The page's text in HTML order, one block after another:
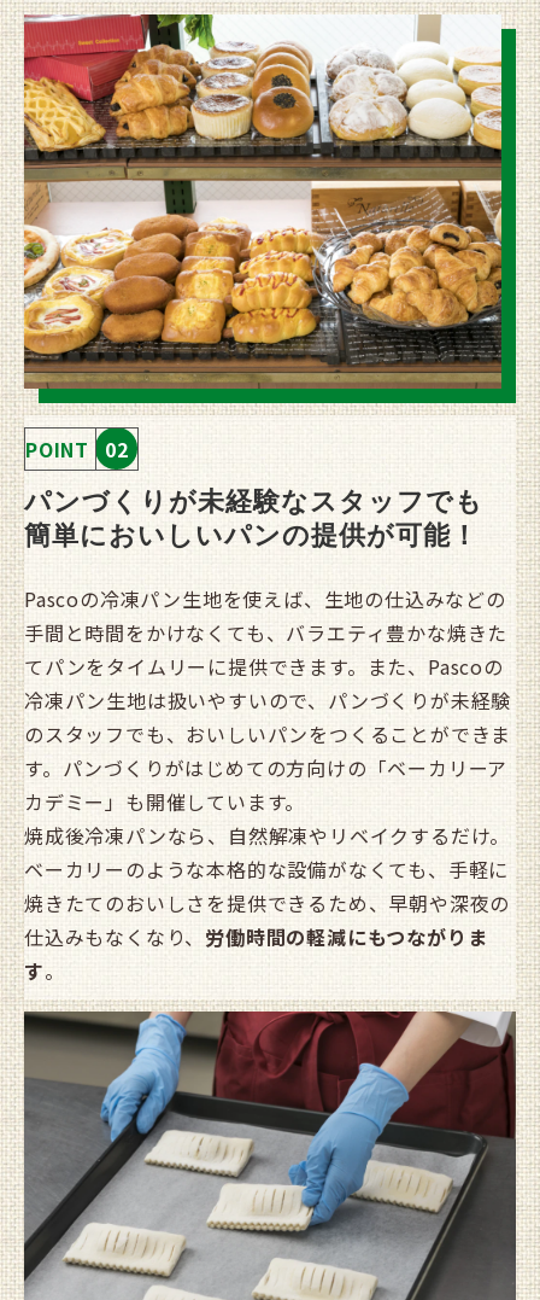
POINT 02
パンづくりが未経験なスタッフでも
簡単においしいパンの提供が可能！
Pascoの冷凍パン生地を使えば、生地の仕込みなどの
手間と時間をかけなくても、バラエティ豊かな焼きた
てパンをタイムリーに提供できます。また、Pascoの
冷凍パン生地は扱いやすいので、パンづくりが未経験
のスタッフでも、おいしいパンをつくることができま
す。パンづくりがはじめての方向けの「ベーカリーア
カデミー」も開催しています。
焼成後冷凍パンなら、自然解凍やリベイクするだけ。
ベーカリーのような本格的な設備がなくても、手軽に
焼きたてのおいしさを提供できるため、早朝や深夜の
仕込みもなくなり、 労働時間の軽減にもつながりま
す。